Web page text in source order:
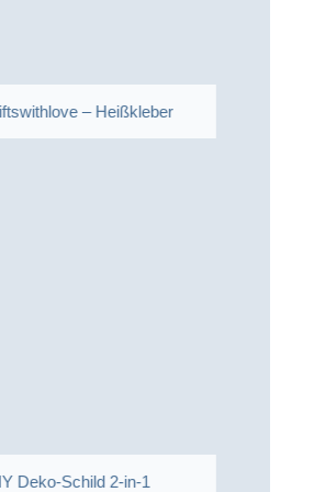
– Heißkleber
Deko-Schild 2-in-1